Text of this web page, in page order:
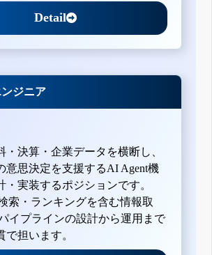
Detail
ジニア
・決算・企業データを横断し、
意思決定を支援するAI Agent機
・実装するポジションです。
索・ランキングを含む情報取
イプラインの設計から運用まで
で担います。